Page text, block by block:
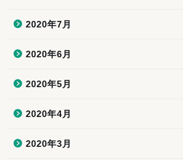
2020年7月
2020年6月
2020年5月
2020年4月
2020年3月